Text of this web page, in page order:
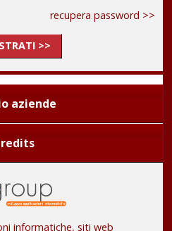
recupera password >>
>>
aziende
informatiche, siti web